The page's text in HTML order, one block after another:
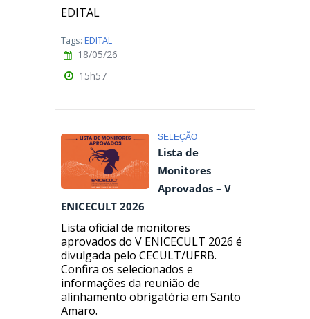
EDITAL
Tags: EDITAL
18/05/26
15h57
SELEÇÃO
Lista de
Monitores
Aprovados – V
ENICECULT 2026
Lista oficial de monitores
aprovados do V ENICECULT 2026 é
divulgada pelo CECULT/UFRB.
Confira os selecionados e
informações da reunião de
alinhamento obrigatória em Santo
Amaro.